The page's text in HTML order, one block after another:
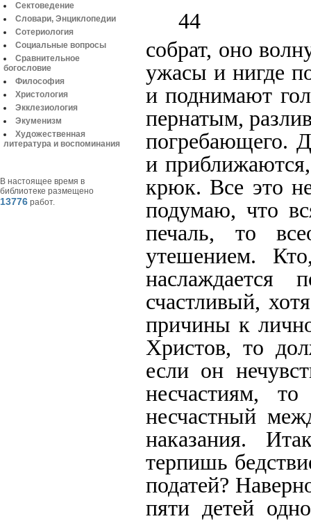
Сектоведение
Словари, Энциклопедии
Сотериология
Социальные вопросы
Сравнительное
богословие
Философия
Христология
Экклезиология
Экуменизм
Художественная
литература и воспоминания
В настоящее время в
библиотеке размещено
13776 работ.
44
собрат, оно
ужасы и нигде
и поднимают
пернатым,
погребающего.
и
крюк. Все это
подумаю, что
печаль, то
утешением.
счастливый,
причины к
Христов, то
если он
несчастиям,
несчастный
наказания.
терпишь
податей?
пяти детей